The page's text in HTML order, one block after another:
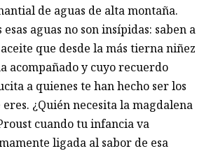
de aguas de alta montaña.
esas aguas no son insípidas: saben a
aceite que desde la más tierna niñez
acompañado y cuyo recuerdo
a quienes te han hecho ser los
eres. ¿Quién necesita la magdalena
cuando tu infancia va
ligada al sabor de esa